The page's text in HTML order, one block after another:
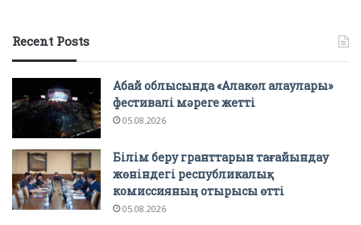
Recent Posts
Абай облысында «Алакөл алаулары»
фестивалі мәреге жетті
05.08.2026
Білім беру гранттарын тағайындау
жөніндегі республикалық
комиссияның отырысы өтті
05.08.2026